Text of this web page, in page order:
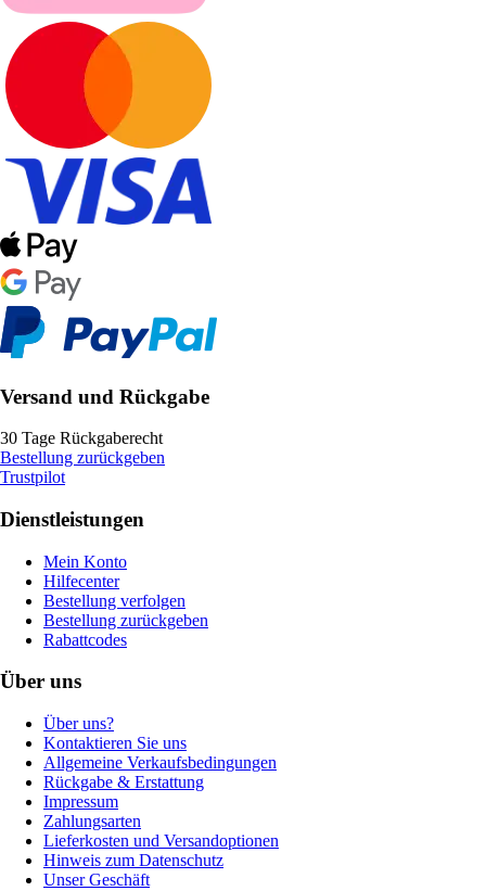
Versand und Rückgabe
30 Tage Rückgaberecht
Bestellung zurückgeben
Trustpilot
Dienstleistungen
Mein Konto
Hilfecenter
Bestellung verfolgen
Bestellung zurückgeben
Rabattcodes
Über uns
Über uns?
Kontaktieren Sie uns
Allgemeine Verkaufsbedingungen
Rückgabe & Erstattung
Impressum
Zahlungsarten
Lieferkosten und Versandoptionen
Hinweis zum Datenschutz
Unser Geschäft